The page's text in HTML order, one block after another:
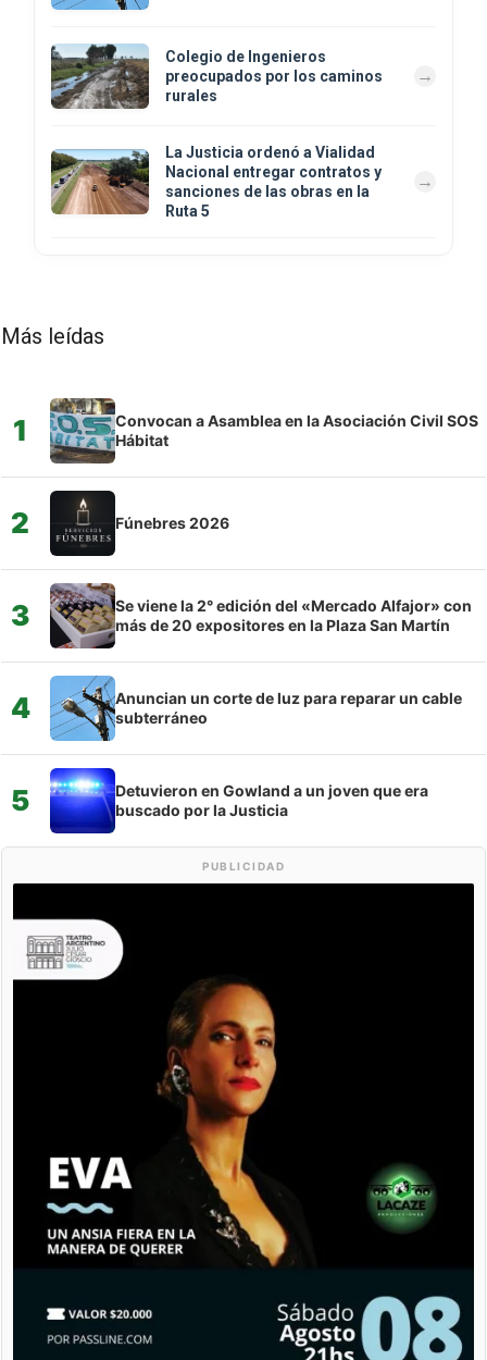
Colegio de Ingenieros
preocupados por los caminos
rurales
La Justicia ordenó a Vialidad
Nacional entregar contratos y
sanciones de las obras en la
Ruta 5
Más leídas
1
Convocan a Asamblea en la Asociación Civil SOS
Hábitat
2 Fúnebres 2026
3
Se viene la 2° edición del «Mercado Alfajor» con
más de 20 expositores en la Plaza San Martín
4
Anuncian un corte de luz para reparar un cable
subterráneo
5
Detuvieron en Gowland a un joven que era
buscado por la Justicia
PUBLICIDAD